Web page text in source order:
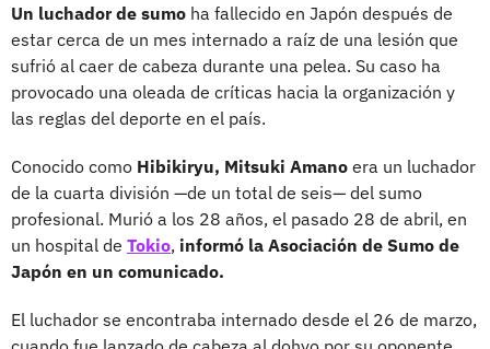
Un luchador de sumo ha fallecido en Japón después de
estar cerca de un mes internado a raíz de una lesión que
sufrió al caer de cabeza durante una pelea. Su caso ha
provocado una oleada de críticas hacia la organización y
las reglas del deporte en el país.
Conocido como Hibikiryu, Mitsuki Amano era un luchador
de la cuarta división —de un total de seis— del sumo
profesional. Murió a los 28 años, el pasado 28 de abril, en
un hospital de Tokio, informó la Asociación de Sumo de
Japón en un comunicado.
El luchador se encontraba internado desde el 26 de marzo,